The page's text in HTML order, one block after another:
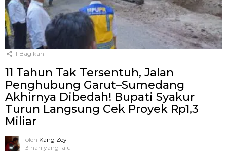
1 Bagikan
11 Tahun Tak Tersentuh, Jalan
Penghubung Garut–Sumedang
Akhirnya Dibedah! Bupati Syakur
Turun Langsung Cek Proyek Rp1,3
Miliar
oleh Kang Zey
3 hari yang lalu